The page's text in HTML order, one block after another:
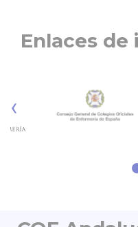
retinopatía solar, una
fotoquímica de la
irreversible de la
imágenes, daño
Enlaces de
‹